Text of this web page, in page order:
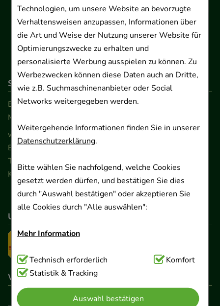
Technologien, um unsere Website an bevorzugte
Verhaltensweisen anzupassen, Informationen über
die Art und Weise der Nutzung unserer Website für
Optimierungszwecke zu erhalten und
personalisierte Werbung ausspielen zu können. Zu
Werbezwecken können diese Daten auch an Dritte,
wie z.B. Suchmaschinenanbieter oder Social
Networks weitergegeben werden.
Weitergehende Informationen finden Sie in unserer
Datenschutzerklärung.
Bitte wählen Sie nachfolgend, welche Cookies
gesetzt werden dürfen, und bestätigen Sie dies
durch "Auswahl bestätigen" oder akzeptieren Sie
alle Cookies durch "Alle auswählen":
Mehr Information
Technisch Notwendig:Hierbei handelt es sich um
Cookies, die für die Grundfunktionen unserer
Website notwendig sind (z.B. Navigation,
Warenkorb, Kundenkonto), weshalb auf diese nicht
Technisch erforderlich
Komfort
Statistik & Tracking
Auswahl bestätigen
So erreichen Sie uns
Beratung und Kundenservice:
Montag - Freitag von 9.00 bis 17.00 Uhr
www.ApoSalis.de
Ernst-August-Platz 2 · 30159 Hannover
Telefon 0511 89 71 80 0 · Fax 0511 89 71 80 11
Kontaktformular
Unser Versanddienstleister
Wir sind hier gelistet